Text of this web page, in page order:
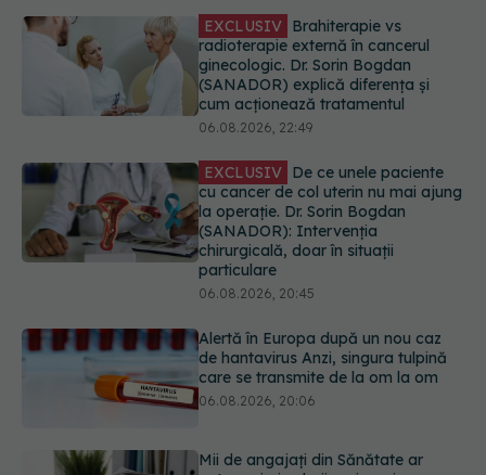
EXCLUSIV
De ce unele paciente
cu cancer de col uterin nu mai ajung
la operație. Dr. Sorin Bogdan
(SANADOR): Intervenția
chirurgicală, doar în situații
particulare
06.08.2026, 20:45
Alertă în Europa după un nou caz
de hantavirus Anzi, singura tulpină
care se transmite de la om la om
06.08.2026, 20:06
putea primi salarii mai mari.
Sindicatele cer schimbarea legii
06.08.2026, 19:26
care pot fi tratate fără operație. Dr.